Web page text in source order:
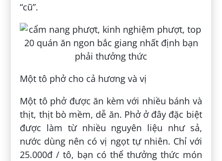
“cũ”.
Một tô phở cho cả hương và vị
Một tô phở được ăn kèm với nhiều bánh và
thịt, thịt bò mềm, dễ ăn. Phở ở đây đặc biệt
được làm từ nhiều nguyên liệu như sả,
nước dùng nên có vị ngọt tự nhiên. Chỉ với
25.000đ / tô, bạn có thể thưởng thức món